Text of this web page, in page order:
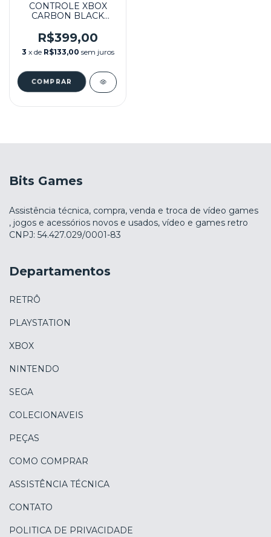
CONTROLE XBOX
CARBON BLACK
S/X
R$399,00
3 x de R$133,00 sem juros
Bits Games
Assistência técnica, compra, venda e troca de vídeo games
, jogos e acessórios novos e usados, vídeo e games retro
CNPJ: 54.427.029/0001-83
Departamentos
RETRÔ
PLAYSTATION
XBOX
NINTENDO
SEGA
COLECIONAVEIS
PEÇAS
COMO COMPRAR
ASSISTÊNCIA TÉCNICA
CONTATO
POLITICA DE PRIVACIDADE